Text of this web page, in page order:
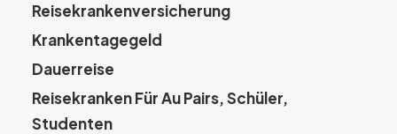
Reisekrankenversicherung
Krankentagegeld
Dauerreise
Reisekranken Für Au Pairs, Schüler,
Studenten